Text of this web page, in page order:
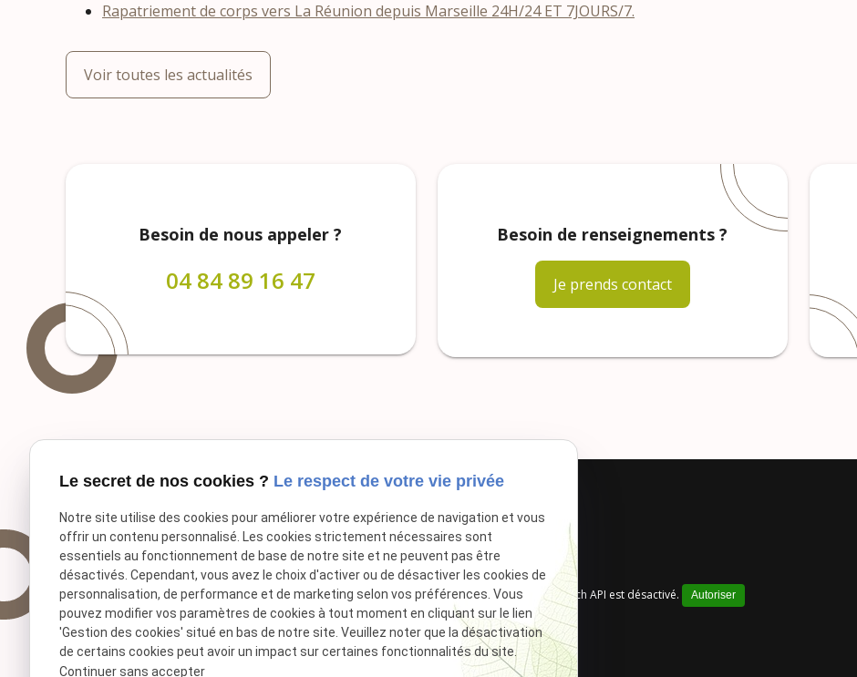
Rapatriement de corps vers La Réunion depuis Marseille 24H/24 ET 7JOURS/7.
Voir toutes les actualités
Besoin de nous appeler ?
04 84 89 16 47
Besoin de renseignements ?
Je prends contact
Google Maps Search API est désactivé. Autoriser
Le secret de nos cookies ? Le respect de votre vie privée
Notre site utilise des cookies pour améliorer votre expérience de navigation et vous
offrir un contenu personnalisé. Les cookies strictement nécessaires sont
essentiels au fonctionnement de base de notre site et ne peuvent pas être
désactivés. Cependant, vous avez le choix d'activer ou de désactiver les cookies de
personnalisation, de performance et de marketing selon vos préférences. Vous
pouvez modifier vos paramètres de cookies à tout moment en cliquant sur le lien
'Gestion des cookies' situé en bas de notre site. Veuillez noter que la désactivation
de certains cookies peut avoir un impact sur certaines fonctionnalités du site.
Continuer sans accepter